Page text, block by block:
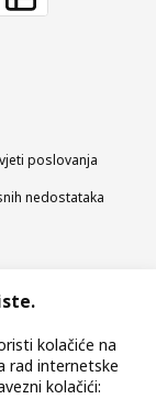
poslovanja
nedostataka
kolačiće na
rad internetske
kolačići: